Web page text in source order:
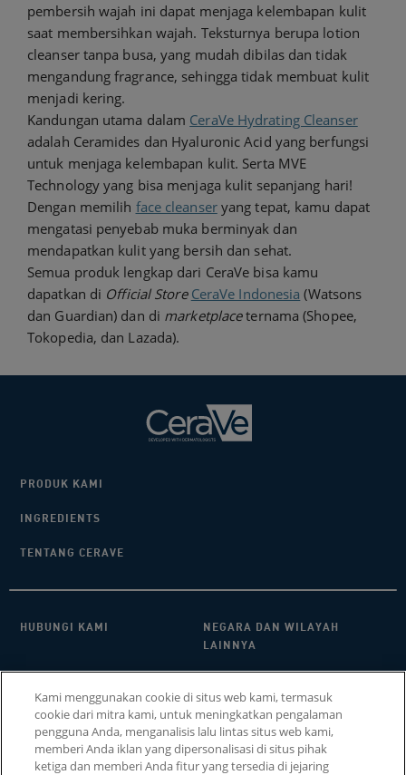
pembersih wajah ini dapat menjaga kelembapan kulit
saat membersihkan wajah. Teksturnya berupa lotion
cleanser tanpa busa, yang mudah dibilas dan tidak
mengandung fragrance, sehingga tidak membuat kulit
menjadi kering.
Kandungan utama dalam CeraVe Hydrating Cleanser
adalah Ceramides dan Hyaluronic Acid yang berfungsi
untuk menjaga kelembapan kulit. Serta MVE
Technology yang bisa menjaga kulit sepanjang hari!
Dengan memilih face cleanseryang tepat, kamu dapat
mengatasi penyebab muka berminyak dan
mendapatkan kulit yang bersih dan sehat.
Semua produk lengkap dari CeraVe bisa kamu
dapatkan di Official Store CeraVe Indonesia (Watsons
dan Guardian) dan di marketplaceternama (Shopee,
Tokopedia, dan Lazada).
PRODUK KAMI
INGREDIENTS
TENTANG CERAVE
HUBUNGI KAMI​
NEGARA DAN WILAYAH
LAINNYA
PENGATURAN COOKIE COOKIE POLICY
SITEMAP
Kami menggunakan cookie di situs web kami, termasuk
cookie dari mitra kami, untuk meningkatkan pengalaman
pengguna Anda, menganalisis lalu lintas situs web kami,
memberi Anda iklan yang dipersonalisasi di situs pihak
ketiga dan memberi Anda fitur yang tersedia di jejaring